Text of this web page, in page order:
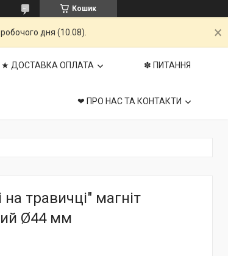
Кошик
дня (10.08).
★ ДОСТАВКА ОПЛАТА ✽ ПИТАННЯ
❤ ПРО НАС ТА КОНТАКТИ
на травичці" магніт
Ø44 мм